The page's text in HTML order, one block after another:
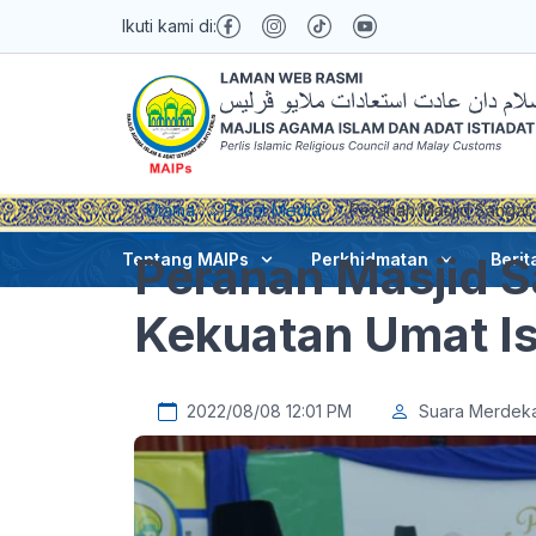
Ikuti kami di:
Tentang MAIPs Perkhidmatan
Utama Pusat Media Peranan Masjid Sangat
Peranan Masjid
Kekuatan Umat
2022/08/08 12:01 PM Suara